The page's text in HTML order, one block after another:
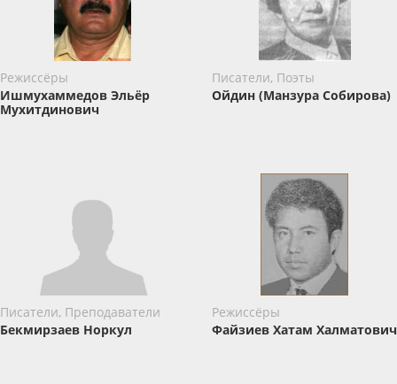
Режиссёры
Ишмухаммедов Эльёр
Мухитдинович
Писатели, Поэты
Ойдин (Манзура Собирова)
Писатели, Преподаватели
Бекмирзаев Норкул
Режиссёры
Файзиев Хатам Халматович